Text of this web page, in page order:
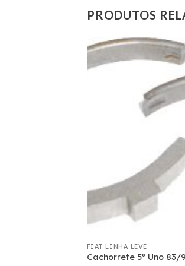
PRODUTOS
FIAT LINHA LEVE
Cachorrete 5º Uno 83/